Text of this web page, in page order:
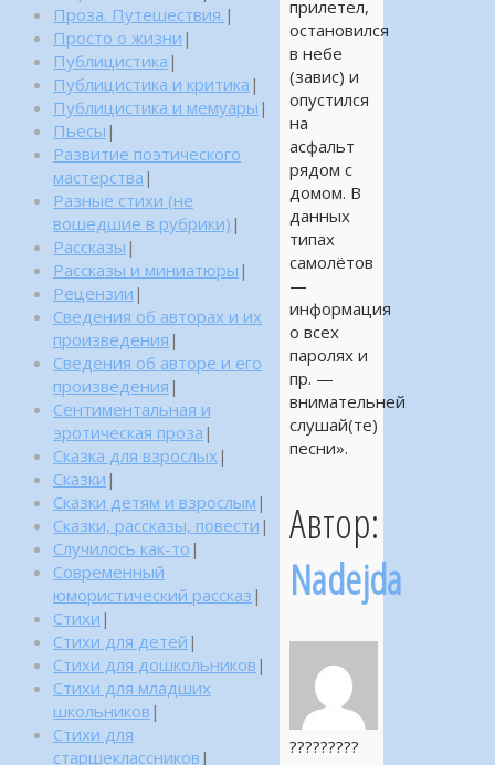
прилетел,
остановился
в небе
(завис) и
опустился
на
асфальт
рядом с
домом. В
данных
типах
самолётов
—
информация
о всех
паролях и
пр. —
внимательней
слушай(те)
песни».
Автор:
Nadejda
?????????
Проза. Путешествия. |
Просто о жизни |
Публицистика |
Публицистика и критика |
Публицистика и мемуары |
Пьесы |
Развитие поэтического
мастерства |
Разные стихи (не
вошедшие в рубрики) |
Рассказы |
Рассказы и миниатюры |
Рецензии |
Сведения об авторах и их
произведения |
Сведения об авторе и его
произведения |
Сентиментальная и
эротическая проза |
Сказка для взрослых |
Сказки |
Сказки детям и взрослым |
Сказки, рассказы, повести |
Случилось как-то |
Современный
юмористический рассказ |
Стихи |
Стихи для детей |
Стихи для дошкольников |
Стихи для младших
школьников |
Стихи для
старшеклассников |